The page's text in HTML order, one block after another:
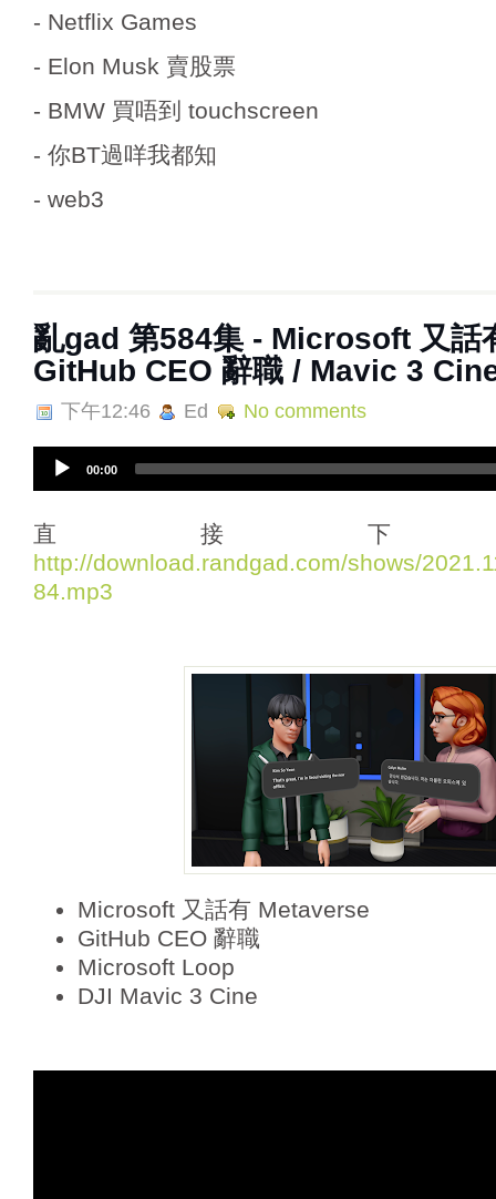
- Netflix Games
- Elon Musk 賣股票
- BMW 買唔到 touchscreen
- 你BT過咩我都知
- web3
亂‌‌‌gad‌‌‌ ‌‌‌‌‌第‌‌‌584集 - Microsoft 又話
GitHub CEO 辭職 / Mavic 3
下午12:46 Ed No comments
i
o
P
l
00:00
直接
http://download.randgad.com/shows/
84.mp3
Microsoft 又話有 Metaverse
GitHub CEO 辭職
Microsoft Loop
DJI Mavic 3 Cine